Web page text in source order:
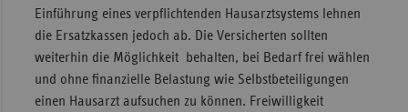
Einführung eines verpflichtenden Hausarztsystems lehnen
die Ersatzkassen jedoch ab. Die Versicherten sollten
weiterhin die Möglichkeit behalten, bei Bedarf frei wählen
und ohne finanzielle Belastung wie Selbstbeteiligungen
einen Hausarzt aufsuchen zu können. Freiwilligkeit